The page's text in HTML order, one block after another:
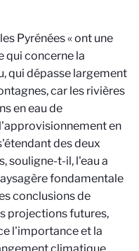
Pyrénées « ont une
qui concerne la
qui dépasse largement
car les rivières
en eau de
en
des deux
souligne-t-il, l'eau a
fondamentale
conclusions de
projections futures,
l'importance et la
climatique